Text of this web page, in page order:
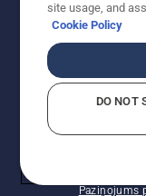
Autortiesības
Paziņojums
site usage, and
Cookie Policy
DO NOT